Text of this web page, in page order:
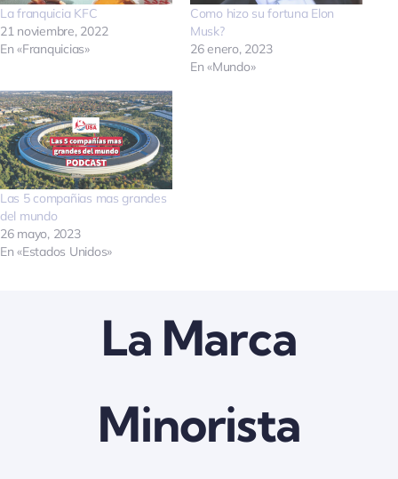
Quienes somos
Contactanos
La franquicia KFC
21 noviembre, 2022
En «Franquicias»
Como hizo su fortuna Elon
Musk?
26 enero, 2023
En «Mundo»
Las 5 compañias mas grandes
del mundo
26 mayo, 2023
En «Estados Unidos»
La Marca
Minorista